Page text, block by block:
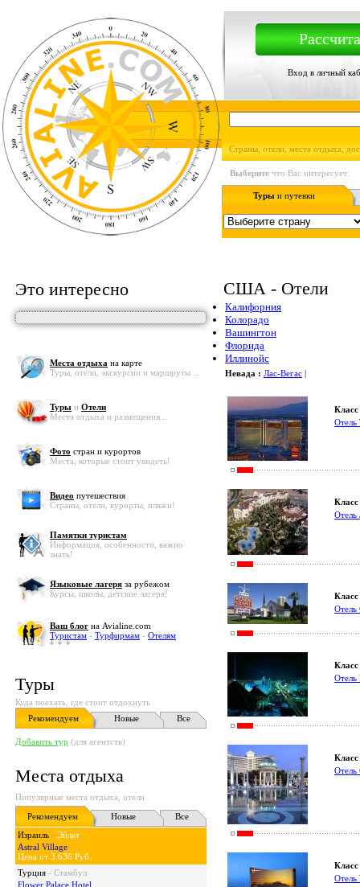
Вход в личный
Страны, отели, места отдыха,
Выберите что Вас интересует:
Туры и путевки
Это интересно
Места отдыха на карте
Туры, отели, экскурсии и маршруты ...
Туры и Отели
Места отдыха и размещения...
Фото стран и курортов
Места, которые стоит увидеть!
Видео путешествия
Страны, отели, курорты, пляжи!
Памятки туристам
Информация, особенности, важно
знать!
Языковые лагеря за рубежом
Курсы, школы, детские лагеря!
Ваш блог на Avialine.com
Туристам - Турфирмам - Отелям
Туры
Куда поехать, где стоит отдохнуть
Рекомендуем
Новые Все
Добавить тур (для агентств)
Места отдыха
Популярные места отдыха, отели
Рекомендуем
Новые
Все
Израиль - Эйлат
Astral Village
Цена от 3 636 Руб.
Турция - Стамбул
Flower Palace Hotel
США - Отели
Калифорния
Колорадо
Вашингтон
Флорида
Иллинойс
Невада : Лас-Вегас |
Отель
Отель
Отель
Отель